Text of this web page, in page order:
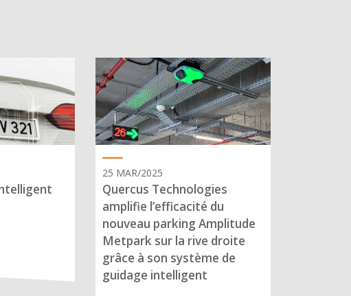
25 MAR/2025
Quercus Technologies
amplifie l’efficacité du
nouveau parking Amplitude
Metpark sur la rive droite
grâce à son système de
guidage intelligent